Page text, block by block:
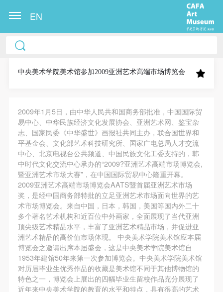
EN
中央美术学院美术馆参加2009亚洲艺术高端市场博览会
2009年1月5日，由中华人民共和国商务部批准，中国国际贸
易中心、中华民族经济文化发展协会、亚洲艺术网、鉴宝杂
志、国家民委《中华盛世》画报社共同主办，联合国世界和
平基金会、文化部艺术科技研究所、国家广电总局人才交流
中心、北京电视台公共频道、中国民族文化工委支持的，韩
中时代文化交流中心承办的“2009?亚洲艺术高端市场博览会,
暨亚洲艺术市场大赛”，在中国国际贸易中心隆重开幕。
2009亚洲艺术高端市场博览会AATS暨首届亚洲艺术市场
奖，是经中国商务部特批的立足亚洲艺术市场面向世界的艺
术市场博览会。来自中国，日本，韩国，美国等国内外二十
多个著名艺术机构和近百位中外画家，全面展现了当代亚洲
顶尖级艺术精品水平，丰富了亚洲艺术精品市场，并促进亚
洲艺术精品的高价值市场体现。 中央美术学院美术馆应本届
博览会之邀请出席本届盛会，这是中央美术学院美术馆自
1953年建馆50年来第一次参加博览会。中央美术学院美术馆
对历届毕业生优秀作品的收藏是美术馆不同于其他博物馆的
特色之一，博览会上展出的四幅毕业生留校作品充分展现了
近年来中央美术学院的教育的水平和特点，具有很高的艺术
中央美术学院美术馆出版授权协议书
称“CAFAM”），愿意将本人参与中央美术学院美术馆
果（如参与工作坊创作的作品）提交中央美术学院用
作发表、出版。中央美术学院可以以电子、网络及其
它数字媒体形式公开出版，并同意编入《中国知识资
源总库》《中央美术学院资料库》《中央美术学院美
术馆资料库》等相关资料、文献、档案机构和平台，
在中央美术学院中使用和在互联网上传播，同意按相
关“章程”规定享受相关权益。
中央美术学院美术馆活动安全免责协议书
第一条
本次活动公平公正、自愿参加与退出、风险与责任自
负的原则。但活动有风险，参加者应有必要的风险意
识。
第二条
中央美术学院美术馆出版授权协议书
称“CAFAM”），愿意将本人参与中央美术学院美术馆
果（如参与工作坊创作的作品）提交中央美术学院用
作发表、出版。中央美术学院可以以电子、网络及其
它数字媒体形式公开出版，并同意编入《中国知识资
源总库》《中央美术学院资料库》《中央美术学院美
术馆资料库》等相关资料、文献、档案机构和平台，
在中央美术学院中使用和在互联网上传播，同意按相
关“章程”规定享受相关权益。
中央美术学院美术馆活动安全免责协议书
第一条
本次活动公平公正、自愿参加与退出、风险与责任自
负的原则。但活动有风险，参加者应有必要的风险意
识。
第二条
中央美术学院美术馆出版授权协议书
称“CAFAM”），愿意将本人参与中央美术学院美术馆
果（如参与工作坊创作的作品）提交中央美术学院用
作发表、出版。中央美术学院可以以电子、网络及其
它数字媒体形式公开出版，并同意编入《中国知识资
源总库》《中央美术学院资料库》《中央美术学院美
术馆资料库》等相关资料、文献、档案机构和平台，
在中央美术学院中使用和在互联网上传播，同意按相
关“章程”规定享受相关权益。
中央美术学院美术馆活动安全免责协议书
第一条
本次活动公平公正、自愿参加与退出、风险与责任自
负的原则。但活动有风险，参加者应有必要的风险意
识。
第二条
快捷登录 帐号密码登录
手机号码
发送验证码
手机号码将作为您的登录账号
验证码
登录